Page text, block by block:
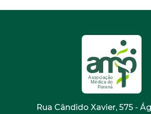
Rua Cândido Xavier, 575 -